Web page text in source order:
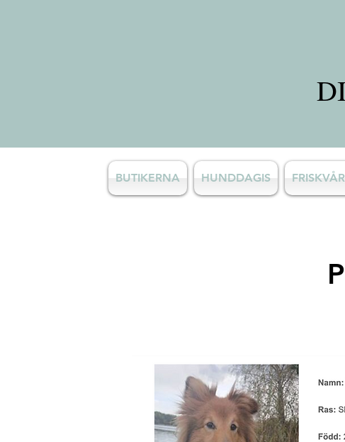
BUTIKERNA HUNDDAGIS